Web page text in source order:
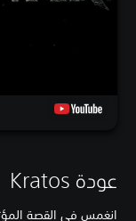
عودة Kratos